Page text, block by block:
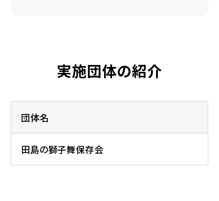
実施団体の紹介
団体名
田島の獅子舞保存会